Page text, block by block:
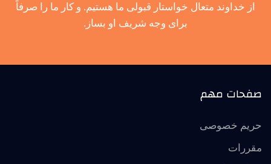
از خداوند متعال خواستار قبولی ما هستیم. و کار ما را صرفاً
برای وجه شریف او بساز.
صفحات مهم
حریم خصوصی
مقررات